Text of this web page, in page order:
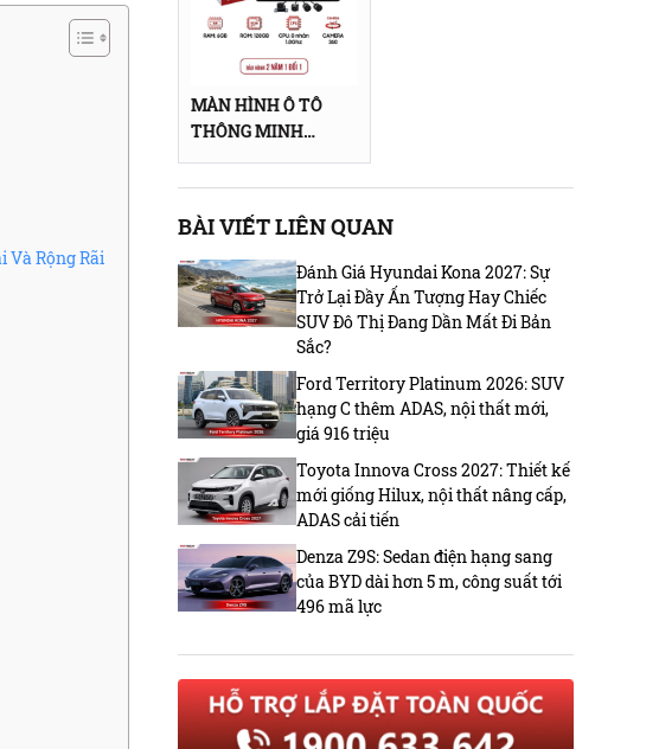
Và Rộng Rãi
MÀN HÌNH Ô TÔ
THÔNG MINH
GOTECH GT MAZDA
360 LIMITED
BÀI VIẾT LIÊN QUAN
Đánh Giá Hyundai Kona 2027: Sự
Trở Lại Đầy Ấn Tượng Hay Chiếc
SUV Đô Thị Đang Dần Mất Đi Bản
Sắc?
Ford Territory Platinum 2026: SUV
hạng C thêm ADAS, nội thất mới,
giá 916 triệu
Toyota Innova Cross 2027: Thiết kế
mới giống Hilux, nội thất nâng cấp,
ADAS cải tiến
Denza Z9S: Sedan điện hạng sang
của BYD dài hơn 5 m, công suất tới
496 mã lực